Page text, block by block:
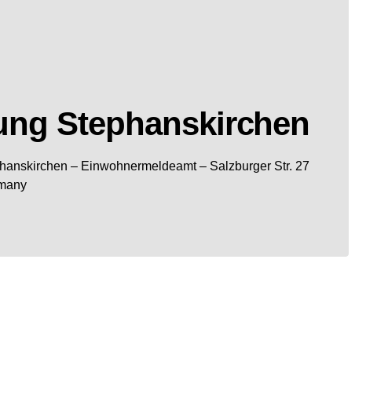
Stephanskirchen
– Einwohnermeldeamt – Salzburger Str. 27